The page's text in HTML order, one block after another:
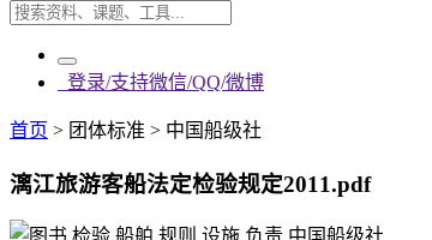
登录/支持微信/QQ/微博
首页 > 团体标准 > 中国船级社
漓江旅游客船法定检验规定2011.pdf